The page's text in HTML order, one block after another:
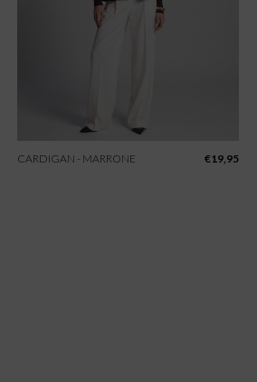
CARDIGAN - MARRONE €19,95